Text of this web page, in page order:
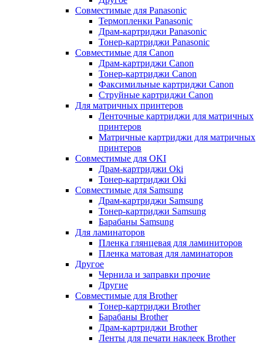
Совместимые для Panasonic
Термопленки Panasonic
Драм-картриджи Panasonic
Тонер-картриджи Panasonic
Совместимые для Canon
Драм-картриджи Canon
Тонер-картриджи Canon
Факсимильные картриджи Canon
Струйные картриджи Canon
Для матричных принтеров
Ленточные картриджи для матричных
принтеров
Матричные картриджи для матричных
принтеров
Совместимые для OKI
Драм-картриджи Oki
Тонер-картриджи Oki
Совместимые для Samsung
Драм-картриджи Samsung
Тонер-картриджи Samsung
Барабаны Samsung
Для ламинаторов
Пленка глянцевая для ламиниторов
Пленка матовая для ламинаторов
Другое
Чернила и заправки прочие
Другие
Совместимые для Brother
Тонер-картриджи Brother
Барабаны Brother
Драм-картриджи Brother
Ленты для печати наклеек Brother